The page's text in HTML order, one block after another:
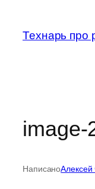
содержимому
Технарь про
image-
НаписаноАлексей